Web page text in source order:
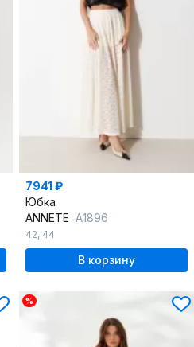
7941 ₽
Юбка
ANNETE A1896
42, 44
В корзину
%